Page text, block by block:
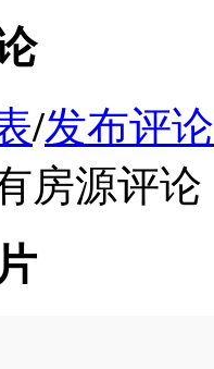
/发布评论
房源评论